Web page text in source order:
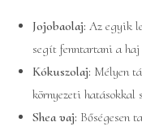
Jojobaolaj: Az egyik
segít fenntartani a haj
Kókuszolaj: Mélyen
környezeti hatásokkal
Shea vaj: Bőségesen